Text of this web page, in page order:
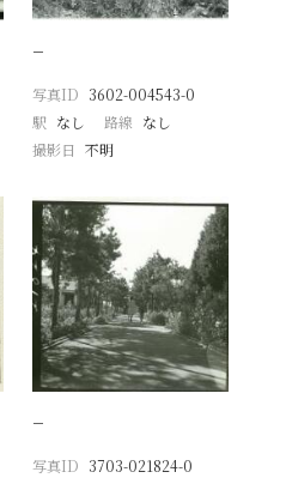
−
写真ID 3602-004543-0
駅 なし 路線 なし
撮影日 不明
−
写真ID 3703-021824-0